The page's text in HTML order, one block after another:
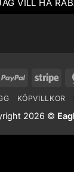
PayPal
KÖPVILLKOR
2026 ©